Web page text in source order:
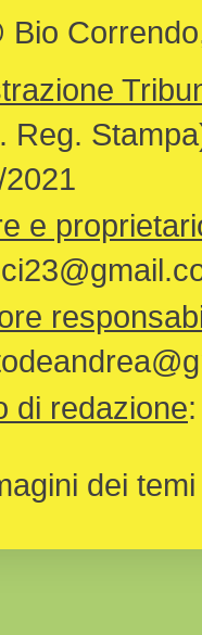
Bio
Reg.
2021
e
di redazione
dei